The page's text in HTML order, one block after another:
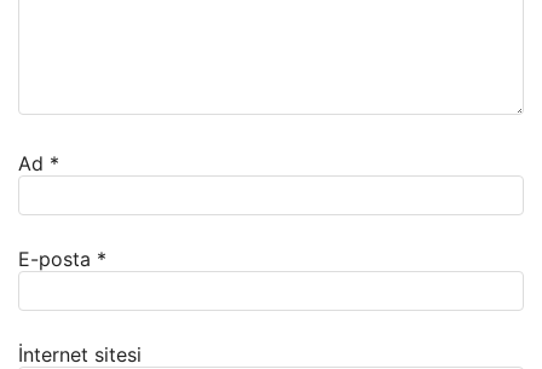
Ad *
E-posta *
İnternet sitesi